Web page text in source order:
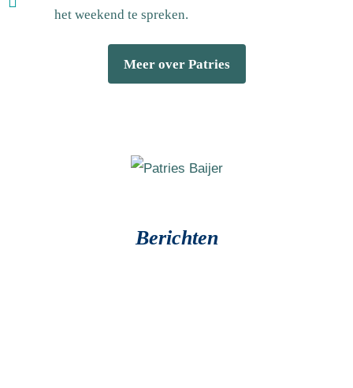
het weekend te spreken.
Meer over Patries
Berichten